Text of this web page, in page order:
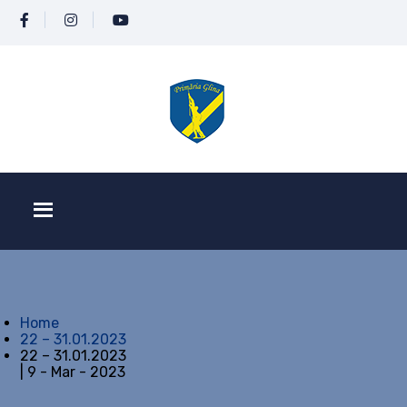
Home
22 – 31.01.2023
22 – 31.01.2023
| 9 - Mar - 2023